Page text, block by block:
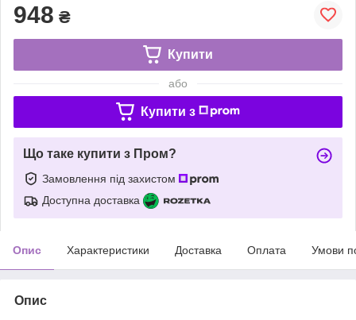
948 ₴
Купити
або
Купити з
Що таке купити з Пром?
Замовлення під захистом
Доступна доставка
Опис Характеристики Доставка Оплата Умови
Опис